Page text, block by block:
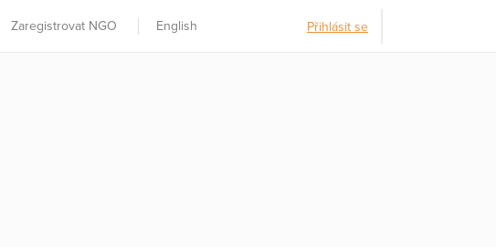
Zaregistrovat NGO English Přihlásit se